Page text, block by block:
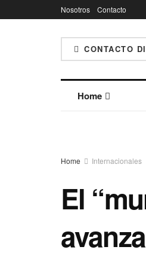
Nosotros Contacto
CONTACTO
Home
Home Internacionales
El